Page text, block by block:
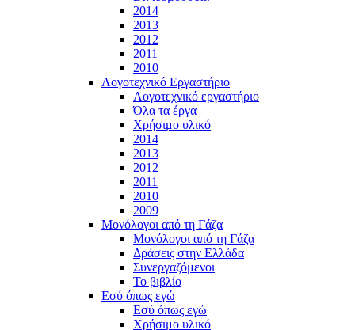
2014
2013
2012
2011
2010
Λογοτεχνικό Εργαστήριο
Λογοτεχνικό εργαστήριο
Όλα τα έργα
Χρήσιμο υλικό
2014
2013
2012
2011
2010
2009
Μονόλογοι από τη Γάζα
Μονόλογοι από τη Γάζα
Δράσεις στην Ελλάδα
Συνεργαζόμενοι
To βιβλίο
Εσύ όπως εγώ
Εσύ όπως εγώ
Χρήσιμο υλικό